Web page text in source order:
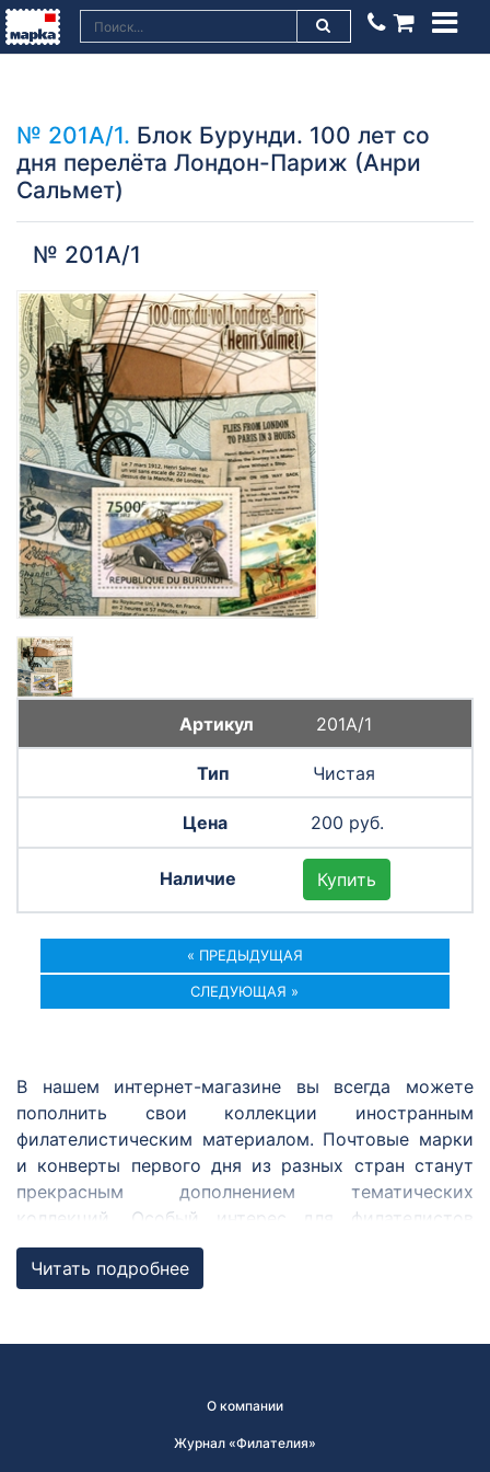
№ 201А/1. Блок Бурунди. 100 лет со
дня перелёта Лондон-Париж (Анри
Сальмет)
№ 201А/1
201А/1
Чистая
200 руб.
Купить
« ПРЕДЫДУЩАЯ
СЛЕДУЮЩАЯ »
В нашем интернет-магазине вы всегда можете
пополнить свои коллекции иностранным
филателистическим материалом. Почтовые марки
и конверты первого дня из разных стран станут
прекрасным дополнением тематических
коллекций. Особый интерес для филателистов
представляют марки из совместных с Россией
выпусков, ежегодных выпусков по программе
Совместный выпуск почтовых марок — выпуск,
осуществляющийся одновременно двумя
Читать подробнее
О компании
Журнал «Филателия»